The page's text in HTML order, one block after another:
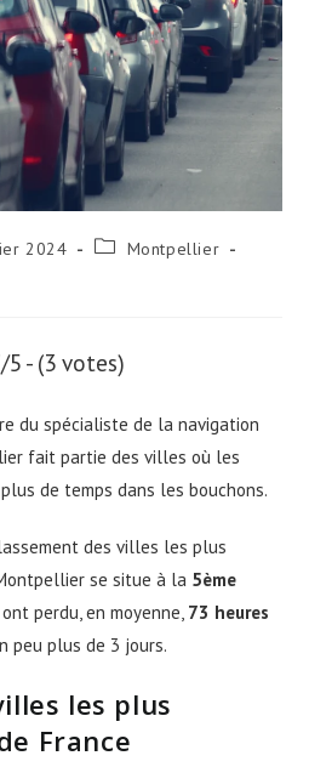
2024
Montpellier
5 - (3 votes)
du spécialiste de la navigation
fait partie des villes où les
de temps dans les bouchons.
des villes les plus
se situe à la 5ème
perdu, en moyenne, 73 heures
peu plus de 3 jours.
les plus
France